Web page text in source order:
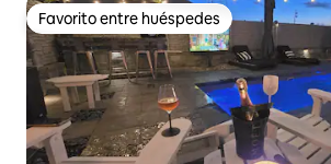
Favorito entre huéspedes
Favorito entre huéspedes